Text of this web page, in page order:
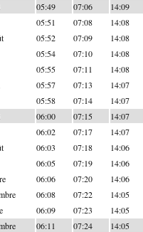
05:49 07:06 14:09
05:51 07:08 14:08
05:52 07:09 14:08
05:54 07:10 14:08
05:55 07:11 14:08
05:57 07:13 14:07
05:58 07:14 14:07
06:00 07:15 14:07
06:02 07:17 14:07
06:03 07:18 14:06
06:05 07:19 14:06
06:06 07:20 14:06
06:08 07:22 14:05
06:09 07:23 14:05
06:11 07:24 14:05